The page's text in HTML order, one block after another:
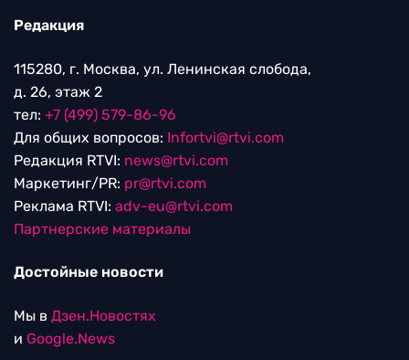
Редакция
115280, г. Москва, ул. Ленинская слобода,
д. 26, этаж 2
тел: +7 (499) 579-86-96
Для общих вопросов: Infortvi@rtvi.com
Редакция RTVI: news@rtvi.com
Маркетинг/PR: pr@rtvi.com
Реклама RTVI: adv-eu@rtvi.com
Партнерские материалы
Достойные новости
Мы в Дзен.Новостях
и Google.News